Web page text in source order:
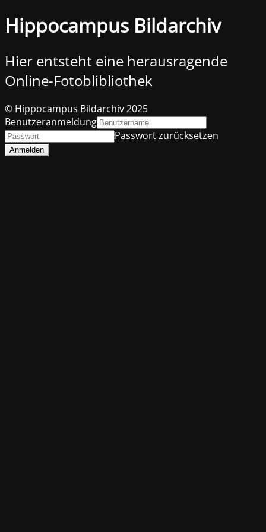
Hippocampus Bildarchiv
Hier entsteht eine herausragende
Online-Fotoblibliothek
© Hippocampus Bildarchiv 2025
Benutzeranmeldung
Passwort zurücksetzen